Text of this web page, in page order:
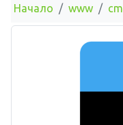
Начало www